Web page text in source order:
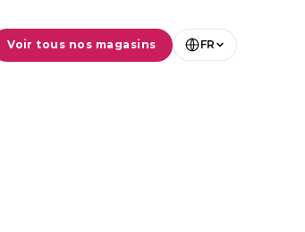
Voir tous nos magasins FR